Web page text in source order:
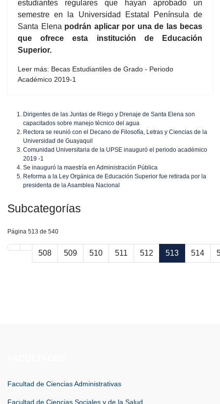
estudiantes regulares que hayan aprobado un
semestre en la Universidad Estatal Península de
Santa Elena podrán aplicar por una de las becas
que ofrece esta institución de Educación
Superior.
Leer más: Becas Estudiantiles de Grado - Periodo
Académico 2019-1
Dirigentes de las Juntas de Riego y Drenaje de Santa Elena son
capacitados sobre manejo técnico del agua
Rectora se reunió con el Decano de Filosofía, Letras y Ciencias de la
Universidad de Guayaquil
Comunidad Universitaria de la UPSE inauguró el periodo académico
2019 -1
Se inauguró la maestría en Administración Pública
Reforma a la Ley Orgánica de Educación Superior fue retirada por la
presidenta de la Asamblea Nacional
Subcategorías
Página 513 de 540
508 509 510 511 512 513 514
Facultad de Ciencias Administrativas
Facultad de Ciencias Sociales y de la Salud